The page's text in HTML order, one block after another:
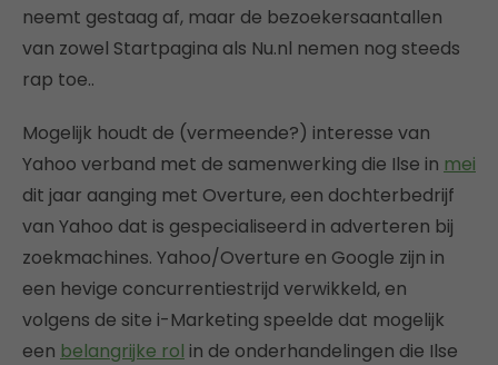
neemt gestaag af, maar de bezoekersaantallen
van zowel Startpagina als Nu.nl nemen nog steeds
rap toe..
Mogelijk houdt de (vermeende?) interesse van
Yahoo verband met de samenwerking die Ilse in mei
dit jaar aanging met Overture, een dochterbedrijf
van Yahoo dat is gespecialiseerd in adverteren bij
zoekmachines. Yahoo/Overture en Google zijn in
een hevige concurrentiestrijd verwikkeld, en
volgens de site i-Marketing speelde dat mogelijk
een belangrijke rol in de onderhandelingen die Ilse